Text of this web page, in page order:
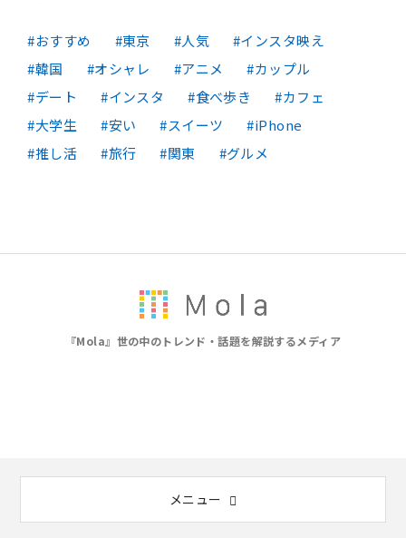
おすすめ 東京 人気
インスタ映え
韓国
オシャレ アニメ
カップル
デート
インスタ 食べ歩き
カフェ
大学生
安い スイーツ
iPhone
推し活
旅行 関東 グルメ
『Mola』世の中のトレンド・話題を解説するメディア
メニュー